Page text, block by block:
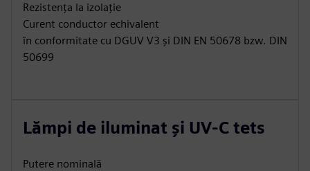
Rezistența la izolație
Curent conductor echivalent
în conformitate cu DGUV V3 și DIN EN 50678 bzw. DIN
50699
Lămpi de iluminat și UV-C tets
Putere nominală